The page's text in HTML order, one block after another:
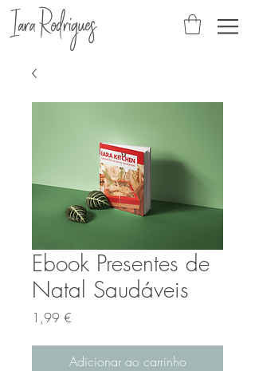
Ebook Presentes de
Natal Saudáveis
1,99 €
Adicionar ao carrinho